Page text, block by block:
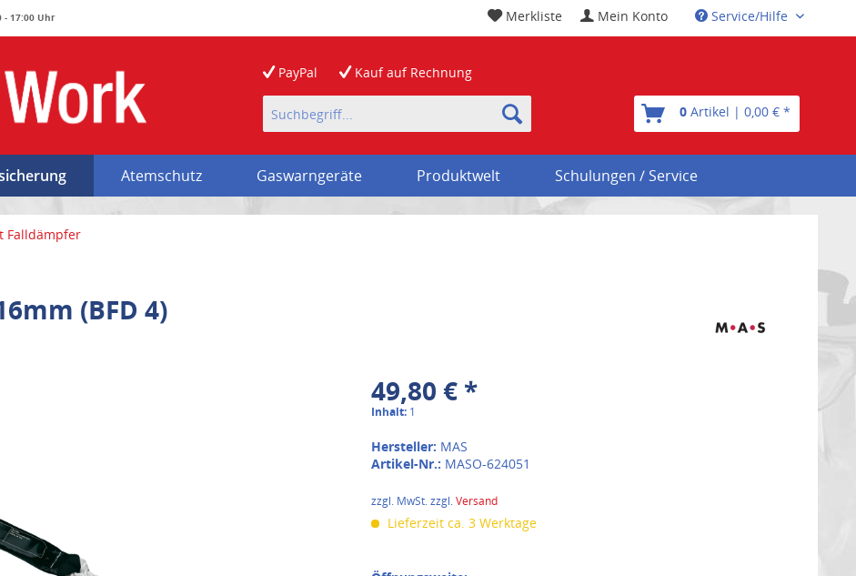
- 17:00 Uhr Service/Hilfe
Mein Konto
Merkliste
PayPal Kauf auf Rechnung
0 Artikel | 0,00 € *
Atemschutz Gaswarngeräte Produktwelt Schulungen / Service
Falldämpfer
(BFD 4)
49,80 € *
Inhalt: 1
Hersteller: MAS
Artikel-Nr.: MASO-624051
zzgl. MwSt. zzgl.Versand
Lieferzeit ca. 3 Werktage